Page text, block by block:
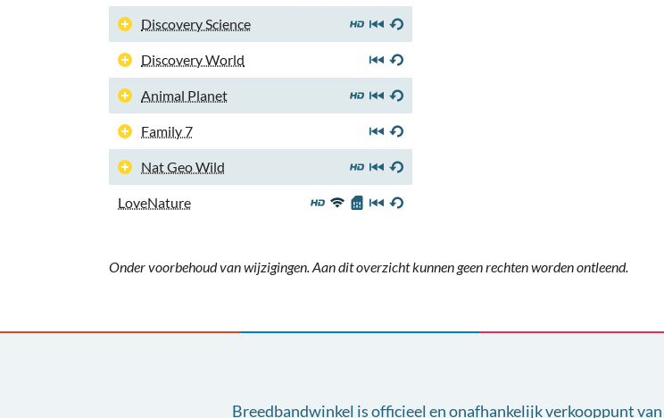
Discovery Science
Discovery World
Animal Planet
Family 7
Nat Geo Wild
LoveNature
Onder voorbehoud van wijzigingen. Aan dit overzicht kunnen geen rechten worden ontleend.
Breedbandwinkel is officieel en onafhankelijk verkooppunt van